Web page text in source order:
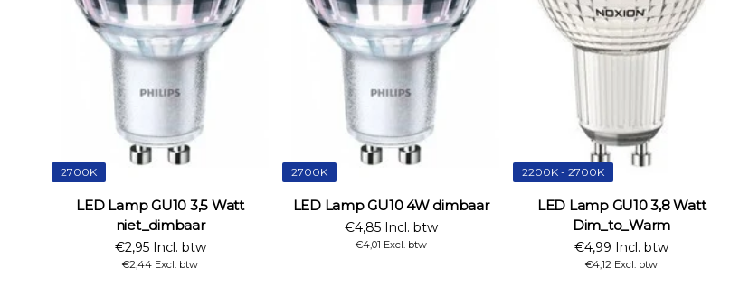
2700K
LED Lamp GU10 3,5 Watt
niet_dimbaar
€2,95 Incl. btw
€2,44 Excl. btw
2700K
LED Lamp GU10 4W dimbaar
€4,85 Incl. btw
€4,01 Excl. btw
2200K - 2700K
LED Lamp GU10 3,8 Watt
Dim_to_Warm
€4,99 Incl. btw
€4,12 Excl. btw